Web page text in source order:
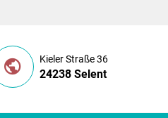
Kieler Straße 36
24238 Selent